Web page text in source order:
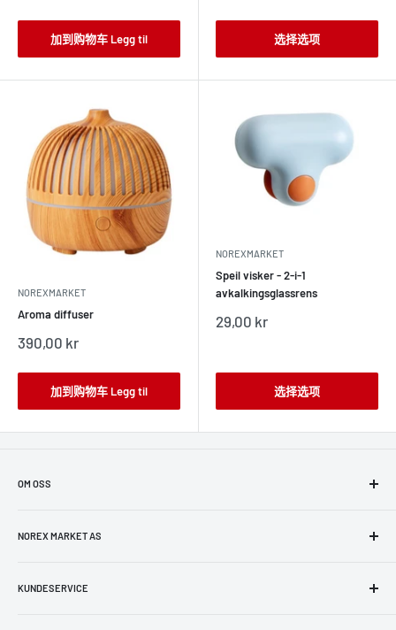
格
加到购物车 Legg til
价
选择选项
NOREXMARKET
Aroma diffuser
销
价
390,00 kr
加到购物车 Legg til
NOREXMARKET
Speil visker - 2-i-1
avkalkingsglassrens
销
29,00 kr
选择选项
OM OSS
enhver kunde. Formålet vårt er å selge produkter innenfor
NOREX MARKET AS
Bøkkerveien 4,
KUNDESERVICE